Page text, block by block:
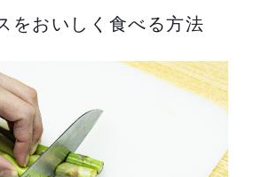
をおいしく食べる方法